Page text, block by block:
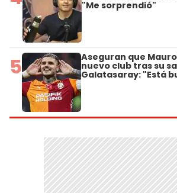
"Me sorprendió"
5 Aseguran que
nuevo club tras su
Galatasaray: "Está